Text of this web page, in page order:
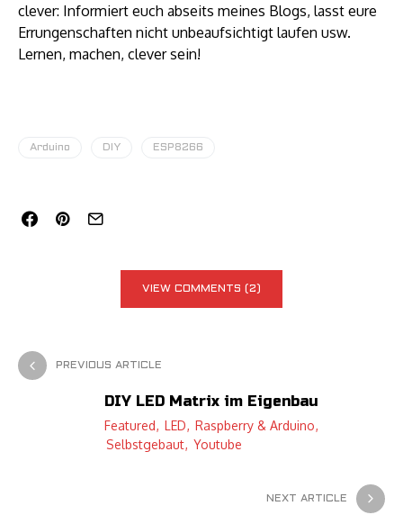
clever: Informiert euch abseits meines Blogs, lasst eure
Errungenschaften nicht unbeaufsichtigt laufen usw.
Lernen, machen, clever sein!
Arduino DIY ESP8266
VIEW COMMENTS (2)
PREVIOUS ARTICLE
DIY LED Matrix im Eigenbau
Featured LED
Raspberry & Arduino
Selbstgebaut Youtube
NEXT ARTICLE